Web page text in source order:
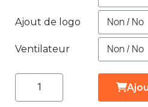
Ajout de logo
Ventilateur